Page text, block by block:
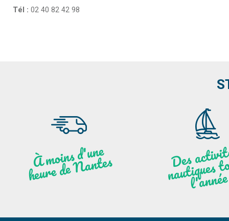
Tél : 02 40 82 42 98
À
moi
ns
d'u
ne
heu
re
de
N
a
ntes quesnée